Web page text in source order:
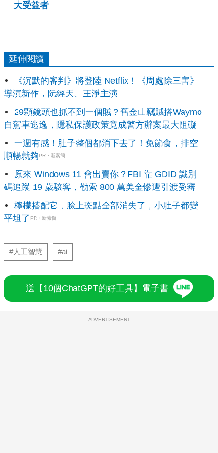
大受益者
延伸閱讀
《沉默的審判》將登陸 Netflix！《周處除三害》
導演新作，阮經天、王淨主演
29顆鏡頭也抓不到一個賊？舊金山竊賊搭Waymo
自駕車逃逸，隱私保護政策竟成警方辦案最大阻礙
一週有感！肚子整個都消下去了！免節食，排空
順暢就夠PR・新素簡
原來 Windows 11 會出賣你？FBI 靠 GDID 識別
碼追蹤 19 歲駭客，勒索 800 萬美金慘遭引渡受審
檸檬搭配它，臉上斑點全部消失了，小肚子都變
平坦了 PR・新素簡
#人工智慧 #ai
送【10個ChatGPT的好工具】電子書
ADVERTISEMENT